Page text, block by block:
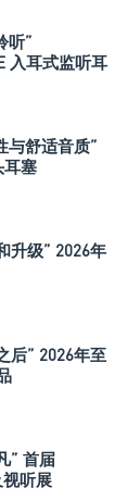
听”
入耳式监听耳
与舒适音质”
耳塞
升级” 2026年
后” 2026年至
” 首届
听展